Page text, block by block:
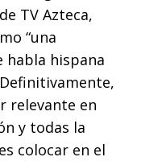
TV Azteca,
“una
habla hispana
relevante en
y todas la
colocar en el